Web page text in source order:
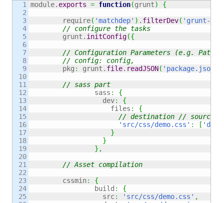
1
2
3
4
5
6
7
8
9
10
11
12
13
14
15
16
17
18
19
20
21
22
23
24
25
module. exports = function(grunt)
{
	require
( 'matchdep' ) . filterDev( 'grunt-*'
// configure the tasks
	grunt.
initConfig({
// Configuration Parameters (e.g.
// config: config,
	pkg
: grunt. file. readJSON( 'package.json'
// sass part
		sass
:
{
		  dev
:
{
		    files
:
{
// destination // source
'src/css/demo.css' : [ 'dev/
}
}
} ,
// Asset compilation
	cssmin
:
{
		build
:
{
		  src
: 'src/css/demo.css' ,